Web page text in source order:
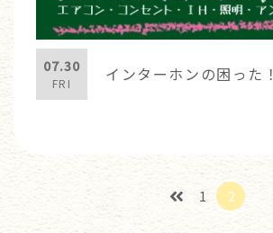
07.30
FRI インターホンの困った！
1 2